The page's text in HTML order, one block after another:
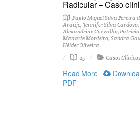
Radicular – Caso
Paulo Miguel Silva Pereira
Araújo, Jennifer Silva Cardoso,
Alexandrine Carvalho, Patricia
Manarte Monteiro, Sandra
Hélder Oliveira
25
Casos Clínicos
Read More
PDF